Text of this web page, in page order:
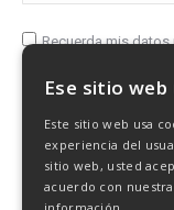
Recuerda mis
Publicar
Ese sitio
Este sitio web usa
experiencia del
sitio web, usted
acuerdo con